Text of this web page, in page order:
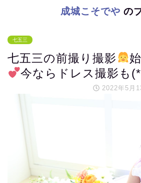
成城こそでや の
七五三
七五三の前撮り撮影
今ならドレス撮影も
2022年5月